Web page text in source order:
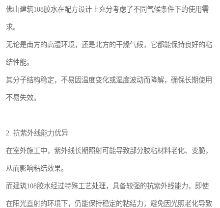
佛山建筑108胶水在配方设计上充分考虑了不同气候条件下的使用需
求。
无论是南方的高湿环境，还是北方的干燥气候，它都能保持良好的粘
结性能。
其分子结构稳定，不易因温度变化或湿度波动而降解，确保长期使用
不易失效。
2. 抗紫外线能力优异
在室外施工中，紫外线长期照射可能导致部分胶粘材料老化、变脆，
从而影响粘结效果。
而建筑108胶水经过特殊工艺处理，具备较强的抗紫外线能力，即使
在阳光直射的环境下，仍能保持稳定的粘结力，避免因光照老化导致